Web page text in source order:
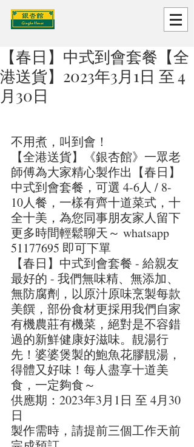
【春日】中式到會套餐【全
港送貨】2023年3月1日 至 4
月30日
不用煮，叫到會！
【全港送貨】《銀杏館》一眾老
師傅為大家精心製作出【春日】
中式到會套餐，可選 4-6人 / 8-
10人餐，一樣有齊十道菜式，十
全十美，為您同事朋友家人留下
更多時間輕鬆聊天～ whatsapp
51177695 即可下單
【春日】中式到會套餐 - 給親友
最好的 - 我們無味精、無添加、
無防腐劑，以原汁原味烹製每款
美饌，部份食材更採用我們自家
有機農莊有機菜，絕對是不容錯
過的新鮮健康好滋味。靚湯行
先！婆婆煲製的鮑魚花膠靚湯，
得體又好味！每人盡享十道美
食，一定夠食～
供應期：2023年3月1日 至 4月30
日
製作需時，請提前三個工作天前